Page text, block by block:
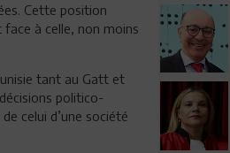
Cette position
à celle, non moins
tant au Gatt et
politico-
celui d’une société